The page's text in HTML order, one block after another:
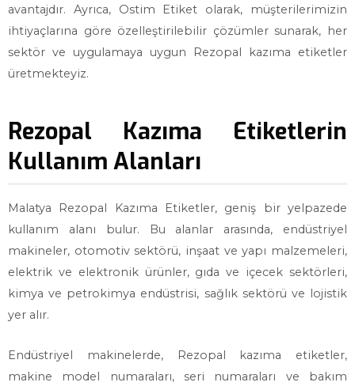
avantajdır. Ayrıca, Ostim Etiket olarak, müşterilerimizin
ihtiyaçlarına göre özelleştirilebilir çözümler sunarak, her
sektör ve uygulamaya uygun Rezopal kazıma etiketler
üretmekteyiz.
Rezopal Kazıma Etiketlerin
Kullanım Alanları
Malatya Rezopal Kazıma Etiketler, geniş bir yelpazede
kullanım alanı bulur. Bu alanlar arasında, endüstriyel
makineler, otomotiv sektörü, inşaat ve yapı malzemeleri,
elektrik ve elektronik ürünler, gıda ve içecek sektörleri,
kimya ve petrokimya endüstrisi, sağlık sektörü ve lojistik
yer alır.
Endüstriyel makinelerde, Rezopal kazıma etiketler,
makine model numaraları, seri numaraları ve bakım